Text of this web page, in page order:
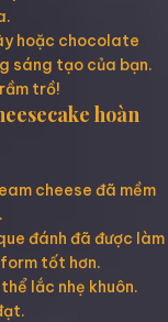
hoặc chocolate
sáng tạo của bạn.
trồ!
hoàn
cheese đã mềm
đánh đã được làm
tốt hơn.
lắc nhẹ khuôn.